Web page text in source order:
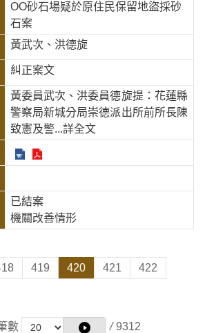
OO砂石場疑於原住民保留地盜採砂
石案
黃武次、洪德旋
糾正案文
黃委員武次、洪委員德旋提：花蓮縣
警察局新城分局崇德派出所前所長陳
致憲及警...詳全文
已結案
機關改善情形
419 420 421
422
數 / 9312